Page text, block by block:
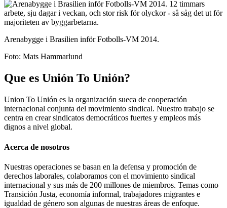
Arenabygge i Brasilien inför Fotbolls-VM 2014.
Foto: Mats Hammarlund
Que es Unión To Unión?
Union To Unión es la organización sueca de cooperación
internacional conjunta del movimiento sindical. Nuestro trabajo se
centra en crear sindicatos democráticos fuertes y empleos más
dignos a nivel global.
Acerca de nosotros
Nuestras operaciones se basan en la defensa y promoción de
derechos laborales, colaboramos con el movimiento sindical
internacional y sus más de 200 millones de miembros. Temas como
Transición Justa, economía informal, trabajadores migrantes e
igualdad de género son algunas de nuestras áreas de enfoque.